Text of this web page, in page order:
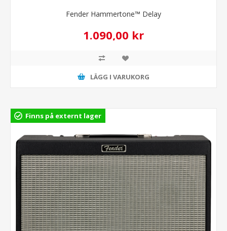
Fender Hammertone™ Delay
1.090,00 kr
LÄGG I VARUKORG
Finns på externt lager